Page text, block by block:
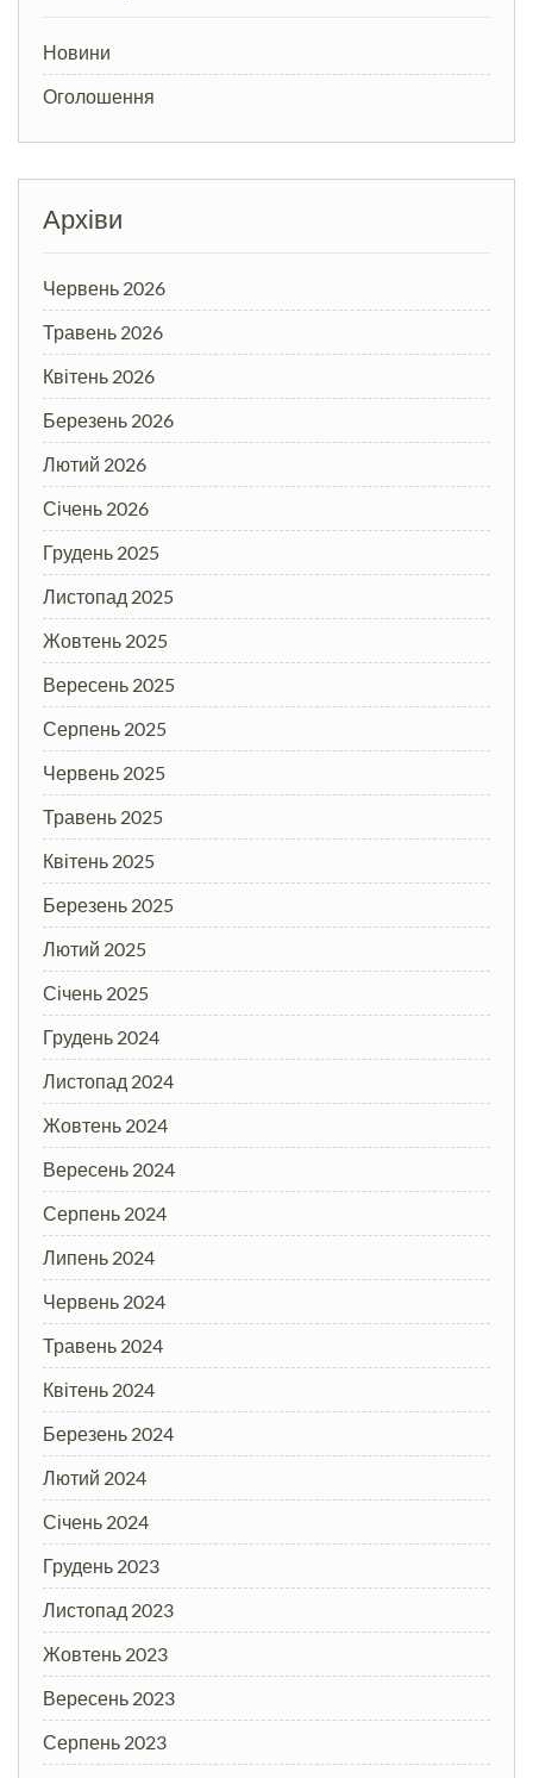
Новини
Оголошення
Архіви
Червень 2026
Травень 2026
Квітень 2026
Березень 2026
Лютий 2026
Січень 2026
Грудень 2025
Листопад 2025
Жовтень 2025
Вересень 2025
Серпень 2025
Червень 2025
Травень 2025
Квітень 2025
Березень 2025
Лютий 2025
Січень 2025
Грудень 2024
Листопад 2024
Жовтень 2024
Вересень 2024
Серпень 2024
Липень 2024
Червень 2024
Травень 2024
Квітень 2024
Березень 2024
Лютий 2024
Січень 2024
Грудень 2023
Листопад 2023
Жовтень 2023
Вересень 2023
Серпень 2023